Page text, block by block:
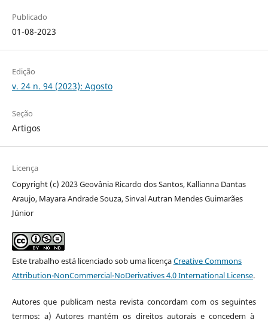
Publicado
01-08-2023
Edição
v. 24 n. 94 (2023): Agosto
Seção
Artigos
Licença
Copyright (c) 2023 Geovânia Ricardo dos Santos, Kallianna Dantas
Araujo, Mayara Andrade Souza, Sinval Autran Mendes Guimarães
Júnior
Este trabalho está licenciado sob uma licençaCreative Commons
Attribution-NonCommercial-NoDerivatives 4.0 International License.
Autores que publicam nesta revista concordam com os seguintes
termos: a) Autores mantém os direitos autorais e concedem à